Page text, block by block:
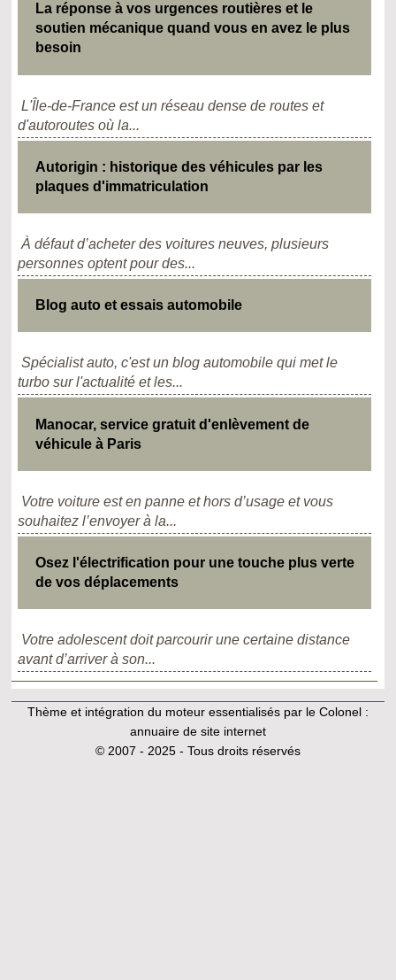
La réponse à vos urgences routières et le
soutien mécanique quand vous en avez le plus
besoin
L'Île-de-France est un réseau dense de routes et
d'autoroutes où la...
Autorigin : historique des véhicules par les
plaques d'immatriculation
À défaut d’acheter des voitures neuves, plusieurs
personnes optent pour des...
Blog auto et essais automobile
Spécialist auto, c'est un blog automobile qui met le
turbo sur l'actualité et les...
Manocar, service gratuit d'enlèvement de
véhicule à Paris
Votre voiture est en panne et hors d’usage et vous
souhaitez l’envoyer à la...
Osez l'électrification pour une touche plus verte
de vos déplacements
Votre adolescent doit parcourir une certaine distance
avant d’arriver à son...
Thème et intégration du moteur essentialisés par le Colonel :
annuaire de site internet
© 2007 - 2025 - Tous droits réservés